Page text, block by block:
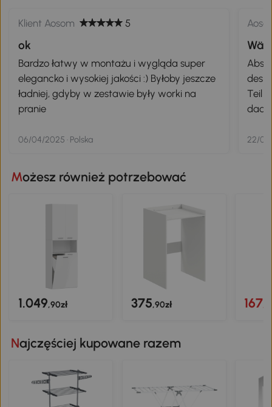
Klient Aosom 5
ok
Bardzo łatwy w montażu i wygląda super
elegancko i wysokiej jakości :) Byłoby jeszcze
ładniej, gdyby w zestawie były worki na
pranie
06/04/2025 · Polska
des
Teil
22/
Możesz również potrzebować
1.049,90zł 375,90zł 167
Najczęściej kupowane razem